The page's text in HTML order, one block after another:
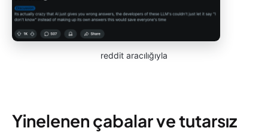
reddit aracılığıyla
Yinelenen çabalar ve tutarsız